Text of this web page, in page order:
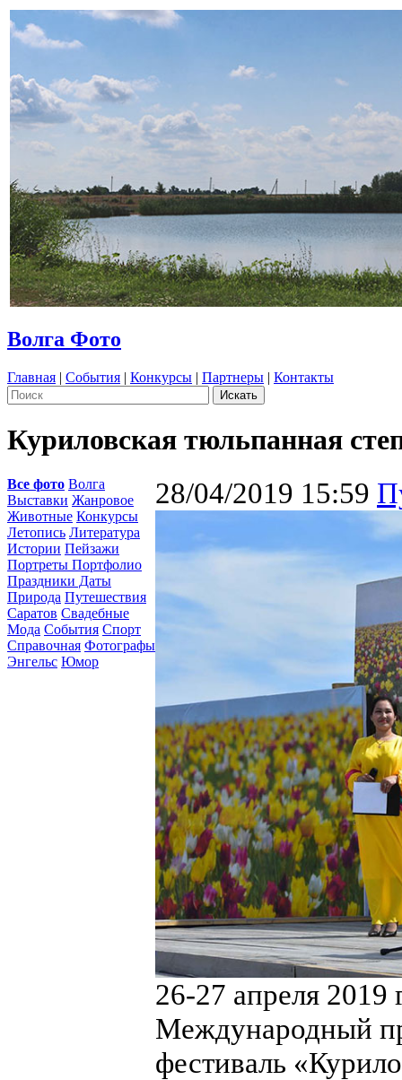
Волга Фото
Главная | События | Конкурсы | Партнеры | Контакты
Куриловская тюльпанная
Все фото Волга
Выставки Жанровое
Животные Конкурсы
Летопись Литература
Истории Пейзажи
Портреты Портфолио
Праздники Даты
Природа Путешествия
Саратов Свадебные
Мода События Спорт
Справочная Фотографы
Энгельс Юмор
28/04/2019 15:59
26-27 апреля
Международный
фестиваль